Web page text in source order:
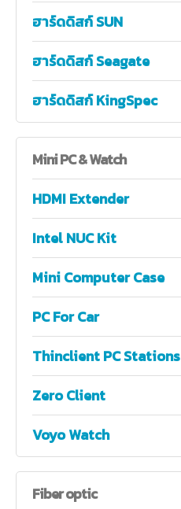
ฮาร์ดดิสก์ SUN
ฮาร์ดดิสก์ Seagate
ฮาร์ดดิสก์ KingSpec
MiniPC & Watch
HDMI Extender
Intel NUC Kit
Mini Computer Case
PC For Car
Thinclient PC Stations
Zero Client
Voyo Watch
Fiberoptic